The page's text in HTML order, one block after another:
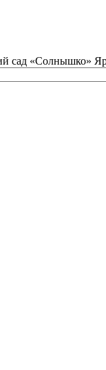
сад «Солнышко»